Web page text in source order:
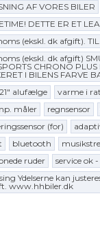
AF VORES BILER
DETTE ER ET
(ekskl. dk afgift).
(ekskl. dk afgift)
CHRONO
I BILENS FARVE
21" alufælge varme i rat
måler regnsensor
(for)
bluetooth
ruder
service ok
Ydelserne kan
www.hhbiler.dk